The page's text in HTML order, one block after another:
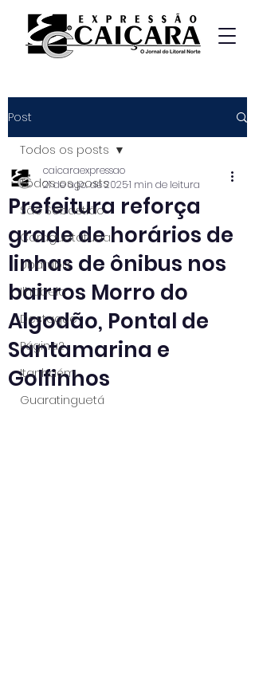
Post
Todos os posts
São Sebastião
Caraguatatuba
Ubatuba
Ilhabela
Destaque
Página2
Itanhaém
Guaratinguetá
Todos os posts
Prefeitura reforça
grade de horários de
linhas de ônibus nos
bairros Morro do
Algodão, Pontal de
Santamarina e
Golfinhos
caicaraexpressao
21 de ago. de 20251 min de leitura